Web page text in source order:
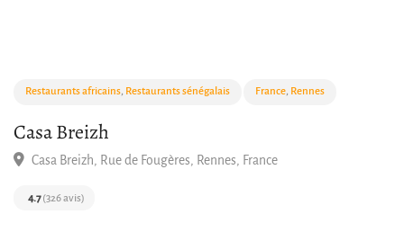
Restaurants africains
Casa Breizh, Rue de Fougères, Rennes, France